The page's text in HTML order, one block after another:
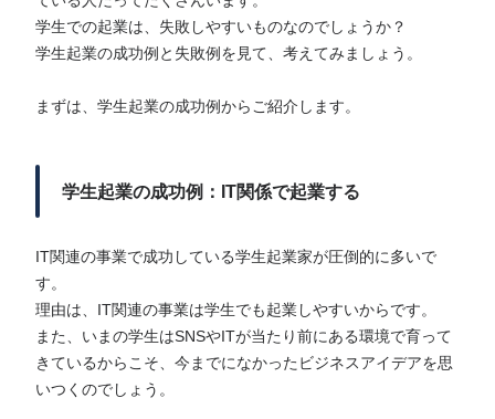
学生での起業は、失敗しやすいものなのでしょうか？
学生起業の成功例と失敗例を見て、考えてみましょう。
まずは、学生起業の成功例からご紹介します。
学生起業の成功例：IT関係で起業する
IT関連の事業で成功している学生起業家が圧倒的に多いで
す。
理由は、IT関連の事業は学生でも起業しやすいからです。
また、いまの学生はSNSやITが当たり前にある環境で育って
きているからこそ、今までになかったビジネスアイデアを思
いつくのでしょう。